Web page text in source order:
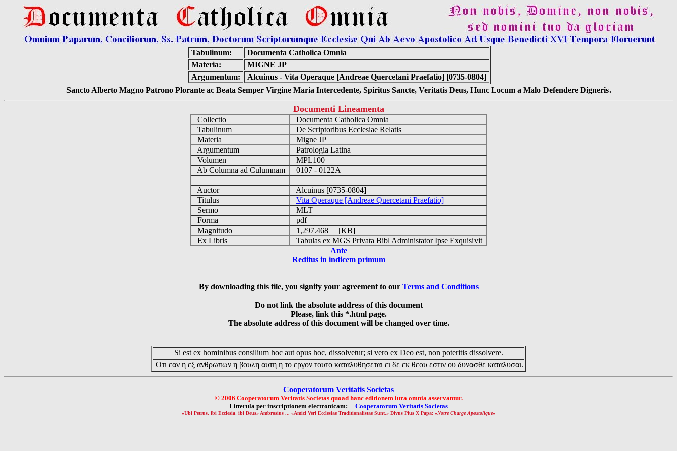
Tabulinum:
Documenta Catholica Omnia
Materia:
MIGNE JP
Argumentum:
Alcuinus - Vita Operaque [Andreae Quercetani Praefatio] [0735-0804]
Sancto Alberto Magno Patrono Plorante ac Beata Semper Virgine Maria Intercedente, Spiritus Sancte, Veritatis Deus, Hunc Locum a Malo Defendere Digneris.
Documenti Lineamenta
Collectio
Documenta Catholica Omnia
Tabulinum
De Scriptoribus Ecclesiae Relatis
Materia
Migne JP
Argumentum
Patrologia Latina
Volumen
MPL100
Ab Columna ad Culumnam
0107 - 0122A
Auctor
Alcuinus [0735-0804]
Titulus
Vita Operaque [Andreae Quercetani Praefatio]
Sermo
MLT
Forma
pdf
Magnitudo
1,297.468 [KB]
Ex Libris
Tabulas ex MGS Privata Bibl Administator Ipse Exquisivit
Ante
Reditus in indicem primum
By downloading this file, you signify your agreement to our Terms and Conditions
Do not link the absolute address of this document
Please, link this *.html page.
The absolute address of this document will be changed over time.
Si est ex hominibus consilium hoc aut opus hoc, dissolvetur; si vero ex Deo est, non poteritis dissolvere.
Οτι εαν η εξ ανθρωπων η βουλη αυτη η το εργον τουτο καταλυθησεται ει δε εκ θεου εστιν ου δυνασθε καταλυσαι.
Cooperatorum Veritatis Societas
© 2006 Cooperatorum Veritatis Societas quoad hanc editionem iura omnia asservantur.
Litterula per inscriptionem electronicam: Cooperatorum Veritatis Societas
«Ubi Petrus, ibi Ecclesia, ibi Deus» Ambrosius ... «Amici Veri Ecclesiae Traditionalistae Sunt.» Divus Pius X Papa: «Notre Charge Apostolique»